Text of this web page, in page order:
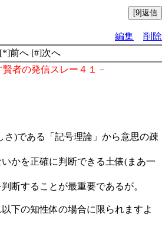
編集
削除
[*]前へ [#]次へ
者の発信スレー４１－
さ)である「記号理論」から意思の疎
かを正確に判断できる土俵(まあ一
断することが最重要であるが。
下の知性体の場合に限られますよ